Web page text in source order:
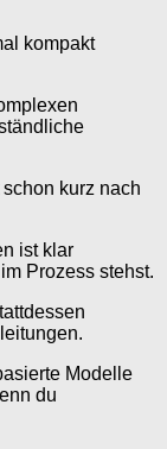
kompakt
kurz nach
ist klar
Prozess stehst.
Modelle
du